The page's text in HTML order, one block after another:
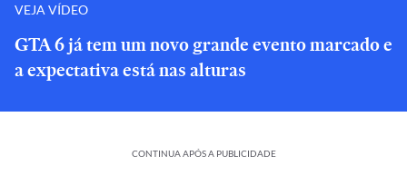
VEJA VÍDEO
GTA 6 já tem um novo grande evento marcado e
a expectativa está nas alturas
CONTINUA APÓS A PUBLICIDADE